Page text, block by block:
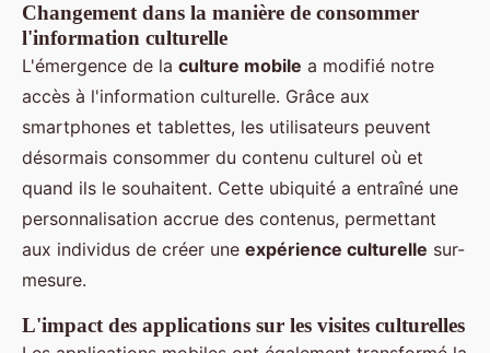
Changement dans la manière de consommer
l'information culturelle
L'émergence de la culture mobile a modifié notre
accès à l'information culturelle. Grâce aux
smartphones et tablettes, les utilisateurs peuvent
désormais consommer du contenu culturel où et
quand ils le souhaitent. Cette ubiquité a entraîné une
personnalisation accrue des contenus, permettant
aux individus de créer une expérience culturelle sur-
mesure.
L'impact des applications sur les visites culturelles